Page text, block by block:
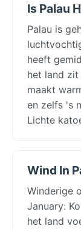
Is Palau
Palau is
heeft
het land
maakt
en zelfs 's
Lichte
Wind In
Winderige
January:
het land